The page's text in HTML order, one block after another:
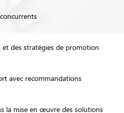
et des stratégies de promotion
avec recommandations
la mise en œuvre des solutions